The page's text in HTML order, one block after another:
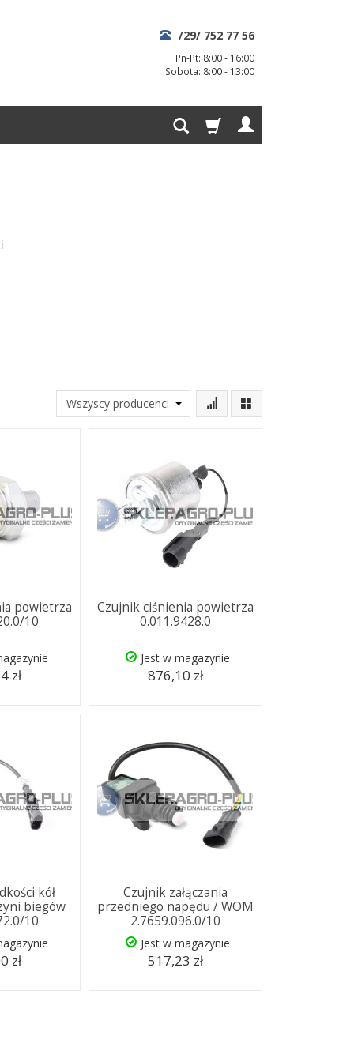
/29/ 752 77 56
Pn-Pt: 8:00 - 16:00
Sobota: 8:00 - 13:00
powietrza
10
zł
Czujnik ciśnienia powietrza
0.011.9428.0
Jest w magazynie
876,10 zł
kół
biegów
10
zł
Czujnik załączania
przedniego napędu / WOM
2.7659.096.0/10
Jest w magazynie
517,23 zł